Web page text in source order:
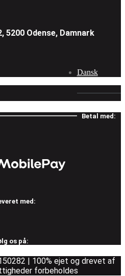
5200 Odense, Damnark
Dansk
Betal med:
med:
os på:
| 100% ejet og drevet af
forbeholdes